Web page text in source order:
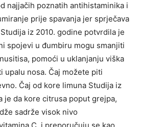
najjačih poznatih antihistaminika i
prije spavanja jer sprječava
iz 2010. godine potvrdila je
spojevi u đumbiru mogu smanjiti
pomoći u uklanjanju viška
upalu nosa. Čaj možete piti
Čaj od kore limuna Studija iz
je da kore citrusa poput grejpa,
sadrže visok nivo